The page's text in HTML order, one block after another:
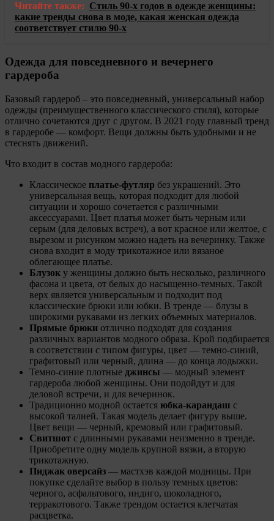
Читайте также: Стиль 90-х годов в одежде женщины:
какие тренды снова в моде, какая женская одежда
соответствует стилю 90-х
Одежда для повседневного и вечернего
гардероба
Базовый гардероб – это повседневный, универсальный набор
одежды (преимущественного классического стиля), которые
отлично сочетаются друг с другом. В 2021 году главный тренд
в гардеробе — комфорт. Вещи должны быть удобными и не
стеснять движений.
Что входит в состав модного гардероба:
Классическое платье-футляр без украшений. Это
универсальная вещь, которая подходит для любой
ситуации и хорошо сочетается с различными
аксессуарами. Цвет платья может быть черным или
серым (для деловых встреч), а вот красное или желтое, с
вырезом и рисунком можно надеть на вечеринку. Также
снова входит в моду трикотажное или вязаное
облегающее платье.
Блузок у женщины должно быть несколько, различного
фасона и цвета, от белых до насыщенно-темных. Такой
верх является универсальным и подходит под
классические брюки или юбки. В тренде — блузы в
широкими рукавами из легких объемных материалов.
Прямые брюки отлично подходят для создания
различных вариантов модного образа. Крой подбирается
в соответствии с типом фигуры, цвет — темно-синий,
графитовый или черный, длина — до конца лодыжки.
Темно-синие плотные джинсы — модный элемент
гардероба любой женщины. Они подойдут и для
деловой встречи, и для вечеринок.
Традиционно модной остается юбка-карандаш с
высокой талией. Такая модель делает фигуру выше.
Цвет вещи — черный, кремовый или графитовый.
Свитшот с длинными рукавами неизменно в тренде.
Приобретите одну модель крупной вязки, а вторую
трикотажную.
Пиджак оверсайз — мастхэв каждой модницы. При
покупке сделайте выбор в пользу темных цветов:
черного, асфальтового, индиго, шоколадного,
терракотового. Также трендом остается клетчатая
расцветка.